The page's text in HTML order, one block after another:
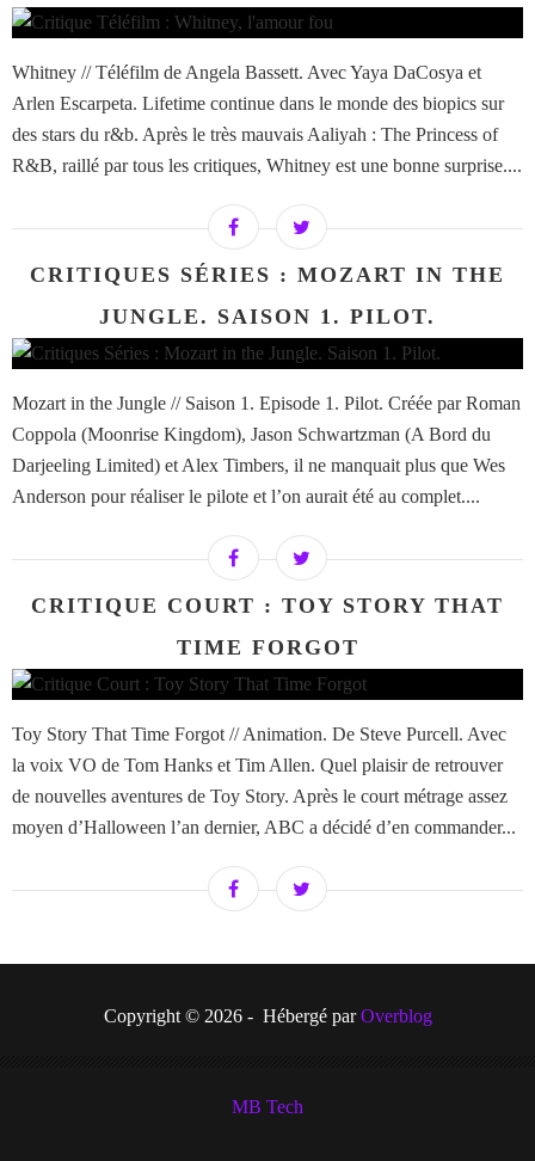
Whitney // Téléfilm de Angela Bassett. Avec Yaya DaCosya et
Arlen Escarpeta. Lifetime continue dans le monde des biopics sur
des stars du r&b. Après le très mauvais Aaliyah : The Princess of
R&B, raillé par tous les critiques, Whitney est une bonne surprise....
CRITIQUES SÉRIES : MOZART IN THE
JUNGLE. SAISON 1. PILOT.
Mozart in the Jungle // Saison 1. Episode 1. Pilot. Créée par Roman
Coppola (Moonrise Kingdom), Jason Schwartzman (A Bord du
Darjeeling Limited) et Alex Timbers, il ne manquait plus que Wes
Anderson pour réaliser le pilote et l’on aurait été au complet....
CRITIQUE COURT : TOY STORY THAT
TIME FORGOT
Toy Story That Time Forgot // Animation. De Steve Purcell. Avec
la voix VO de Tom Hanks et Tim Allen. Quel plaisir de retrouver
de nouvelles aventures de Toy Story. Après le court métrage assez
moyen d’Halloween l’an dernier, ABC a décidé d’en commander...
Copyright © 2026 - Hébergé parOverblog
MB Tech